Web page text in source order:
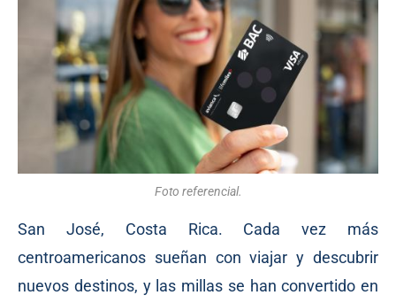
Foto referencial.
San José, Costa Rica. Cada vez más
centroamericanos sueñan con viajar y descubrir
nuevos destinos, y las millas se han convertido en